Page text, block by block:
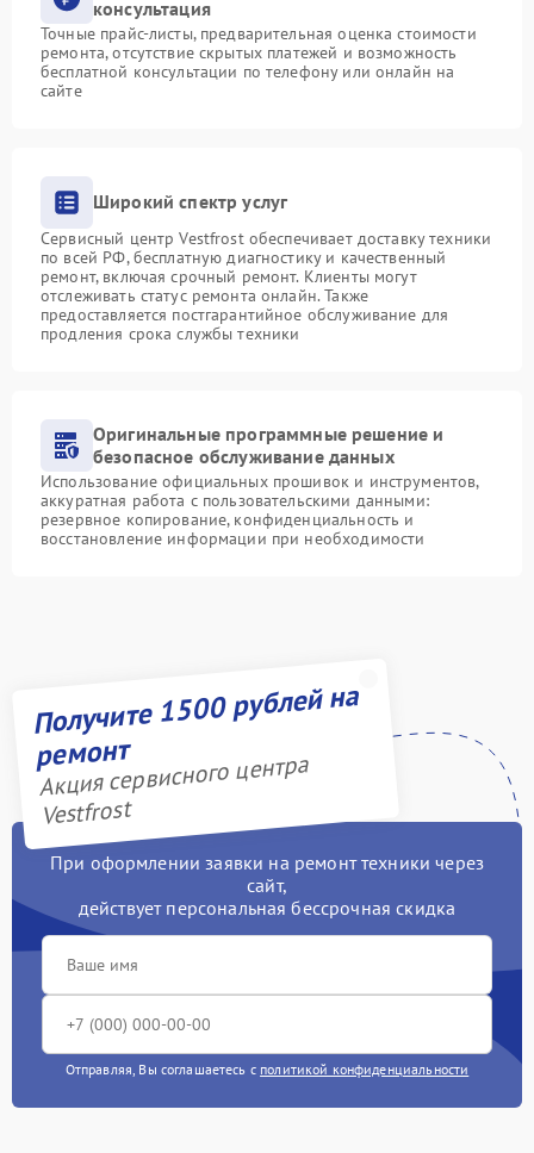
консультация
Точные прайс-листы, предварительная оценка стоимости
ремонта, отсутствие скрытых платежей и возможность
бесплатной консультации по телефону или онлайн на
сайте
Широкий спектр услуг
Сервисный центр Vestfrost обеспечивает доставку техники
по всей РФ, бесплатную диагностику и качественный
ремонт, включая срочный ремонт. Клиенты могут
отслеживать статус ремонта онлайн. Также
предоставляется постгарантийное обслуживание для
продления срока службы техники
Оригинальные программные решение и
безопасное обслуживание данных
Использование официальных прошивок и инструментов,
аккуратная работа с пользовательскими данными:
резервное копирование, конфиденциальность и
восстановление информации при необходимости
Получите 1500 рублей на
ремонт
Акция сервисного центра
Vestfrost
При оформлении заявки на ремонт техники через
сайт,
действует персональная бессрочная скидка
Отправляя, Вы соглашаетесь с политикой конфиденциальности